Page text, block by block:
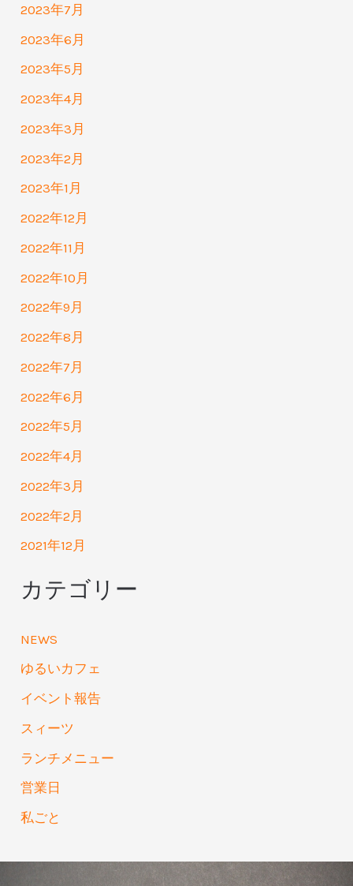
2023年7月
2023年6月
2023年5月
2023年4月
2023年3月
2023年2月
2023年1月
2022年12月
2022年11月
2022年10月
2022年9月
2022年8月
2022年7月
2022年6月
2022年5月
2022年4月
2022年3月
2022年2月
2021年12月
カテゴリー
NEWS
ゆるいカフェ
イベント報告
スィーツ
ランチメニュー
営業日
私ごと